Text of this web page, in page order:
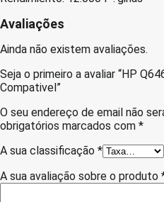
Avaliações
Ainda não existem avaliações.
Seja o primeiro a avaliar “HP
Compativel”
O seu endereço de email não
obrigatórios marcados com *
A sua classificação *
A sua avaliação sobre o produto